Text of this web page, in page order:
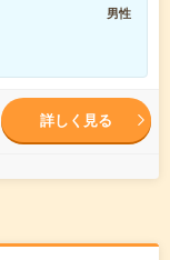
男性
詳しく見る